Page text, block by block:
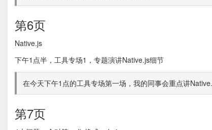
第6页
Native.js
下午1点半，工具专场1，专题演讲Native.js细节
在今天下午1点的工具专场第一场，我的同事会重点讲
第7页